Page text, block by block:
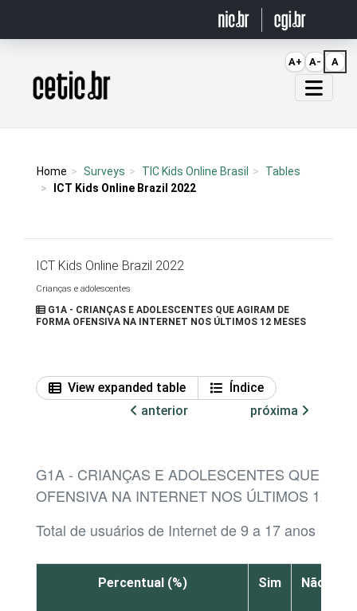
Página inicial
Home Surveys TIC Kids Online Brasil
Tables
ICT Kids Online Brazil 2022
ICT Kids Online Brazil 2022
Crianças e adolescentes
G1A - CRIANÇAS E ADOLESCENTES QUE AGIRAM DE
FORMA OFENSIVA NA INTERNET NOS ÚLTIMOS 12 MESES
View expanded table
Índice
anterior
próxima
G1A - CRIANÇAS E ADOLESCENTES QUE
OFENSIVA NA INTERNET NOS ÚLTIMOS 12
Total de usuários de Internet de 9 a 17 anos
Percentual (%) Sim Não
A+ A- A